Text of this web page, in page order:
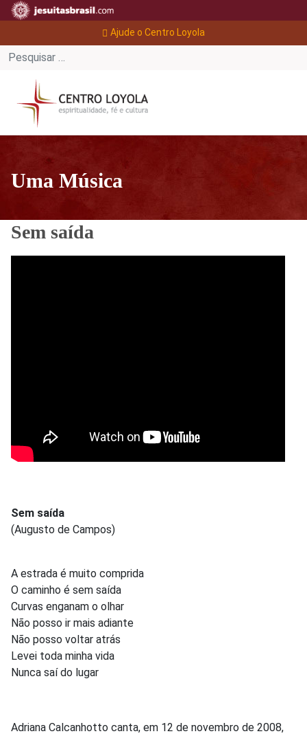
Ajude o Centro Loyola
Uma Música
Sem saída
Sem saída
(Augusto de Campos)
A estrada é muito comprida
O caminho é sem saída
Curvas enganam o olhar
Não posso ir mais adiante
Não posso voltar atrás
Levei toda minha vida
Nunca saí do lugar
Adriana Calcanhotto canta, em 12 de novembro de 2008,